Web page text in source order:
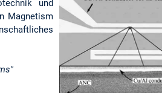
und
Magnetism